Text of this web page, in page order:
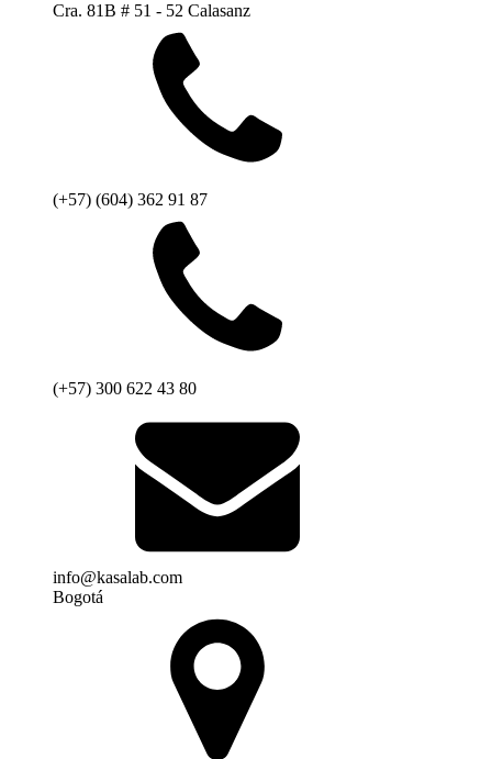
Cra. 81B # 51 - 52 Calasanz
(+57) (604) 362 91 87
(+57) 300 622 43 80
info@kasalab.com
Bogotá